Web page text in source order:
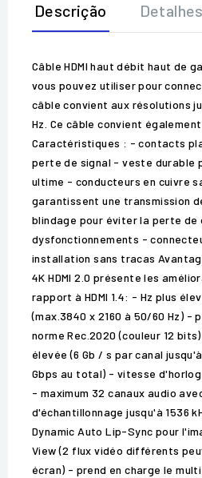
Descrição
Câble HDMI haut débit haut de
vous pouvez utiliser pour
câble convient aux résolutions
Hz. Ce câble convient également
Caractéristiques : - contacts
perte de signal - veste durable
ultime - conducteurs en cuivre
garantissent une transmission
blindage pour éviter la perte de
dysfonctionnements -
installation sans tracas
4K HDMI 2.0 présente les
rapport à HDMI 1.4: - Hz plus
(max.3840 x 2160 à 50/60 Hz) -
norme Rec.2020 (couleur 12
élevée (6 Gb / s par canal
Gbps au total) - vitesse
- maximum 32 canaux audio
d'échantillonnage jusqu'à 1536
Dynamic Auto Lip-Sync pour
View (2 flux vidéo différents
écran) - prend en charge le